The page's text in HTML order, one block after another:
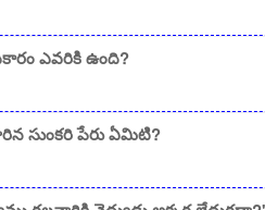
ఎవరికి ఉంది?
సుంకరి పేరు ఏమిటి?